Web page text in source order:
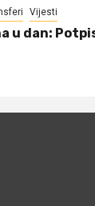
Vijesti
u dan: